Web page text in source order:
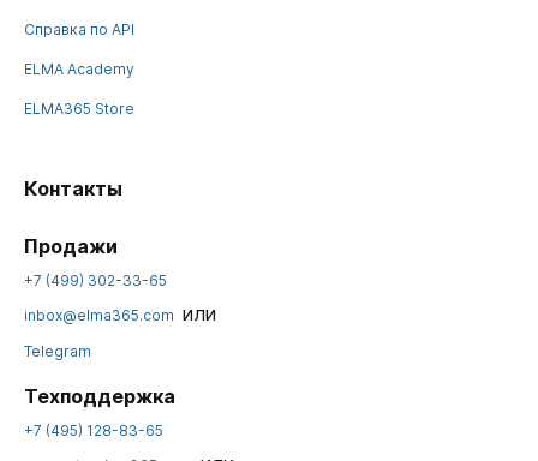
Справка по API
ELMA Academy
ELMA365 Store
Контакты
Продажи
+7 (499) 302-33-65
inbox@elma365.com или
Telegram
Техподдержка
+7 (495) 128-83-65